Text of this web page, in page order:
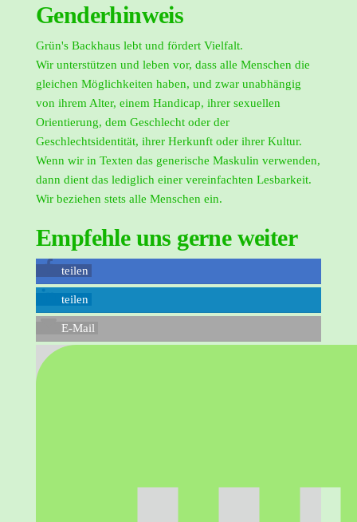
Genderhinweis
Grün's Backhaus lebt und fördert Vielfalt.
Wir unterstützen und leben vor, dass alle Menschen die
gleichen Möglichkeiten haben, und zwar unabhängig
von ihrem Alter, einem Handicap, ihrer sexuellen
Orientierung, dem Geschlecht oder der
Geschlechtsidentität, ihrer Herkunft oder ihrer Kultur.
Wenn wir in Texten das generische Maskulin verwenden,
dann dient das lediglich einer vereinfachten Lesbarkeit.
Wir beziehen stets alle Menschen ein.
Empfehle uns gerne weiter
teilen
teilen
E-Mail